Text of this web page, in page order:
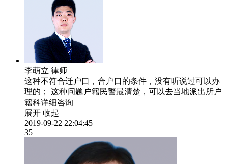
李萌立 律师
这种不符合迁户口，合户口的条件，没有听说过可以办
理的； 这种问题户籍民警最清楚，可以去当地派出所户
籍科详细咨询
展开 收起
2019-09-22 22:04:45
35